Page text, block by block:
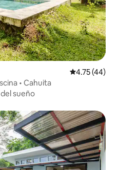
Calificación
4.75 (44)
• Cahuita
sueño